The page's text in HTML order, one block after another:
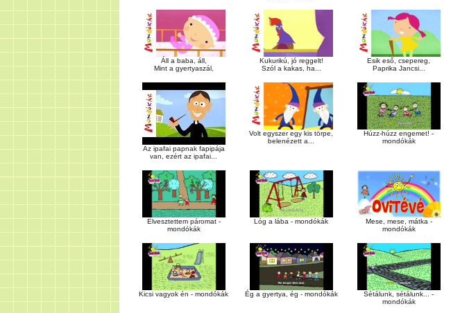
Áll a baba, áll,
Mint a gyertyaszál,
Kukurikú, jó reggelt!
Szól a kakas, ha...
Esik eső, csepereg,
Paprika Jancsi...
Az ipafai papnak fapipája
van, ezért az ipafai...
Volt egyszer egy kis törpe,
belenézett a...
Húzz-húzz engemet! -
mondókák
Elvesztettem páromat -
mondókák
Lóg a lába - mondókák
Mese, mese, mátka -
mondókák
Kicsi vagyok én - mondókák Ég a gyertya, ég - mondókák
Sétálunk, sétálunk... -
mondókák